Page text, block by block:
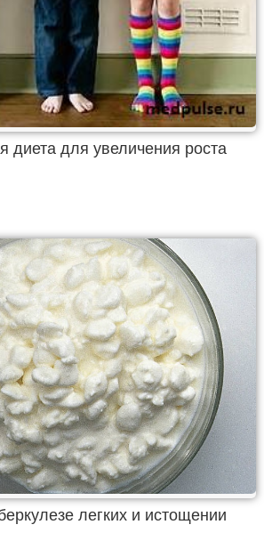
диета для увеличения роста
легких и истощении